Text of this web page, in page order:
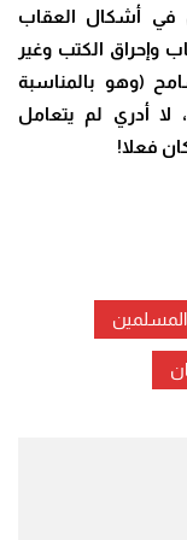
في أشكال العقاب
وإحراق الكتب وغير
(وهو بالمناسبة
لا أدري لم يتعامل
فعلا!
المسلمين